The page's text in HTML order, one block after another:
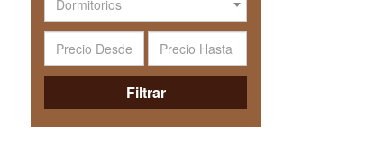
Dormitorios
Filtrar